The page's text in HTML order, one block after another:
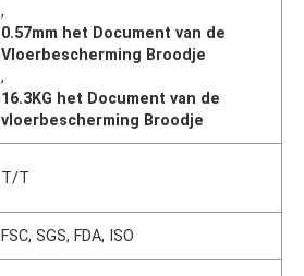
,
0.57mm het Document van de
Vloerbescherming Broodje
,
16.3KG het Document van de
vloerbescherming Broodje
T/T
FSC, SGS, FDA, ISO